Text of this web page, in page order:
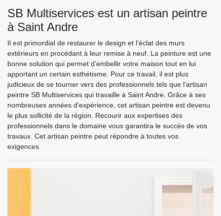
SB Multiservices est un artisan peintre
à Saint Andre
Il est primordial de restaurer le design et l’éclat des murs
extérieurs en procédant à leur remise à neuf. La peinture est une
bonne solution qui permet d’embellir votre maison tout en lui
apportant un certain esthétisme. Pour ce travail, il est plus
judicieux de se tourner vers des professionnels tels que l'artisan
peintre SB Multiservices qui travaille à Saint Andre. Grâce à ses
nombreuses années d'expérience, cet artisan peintre est devenu
le plus sollicité de la région. Recourir aux expertises des
professionnels dans le domaine vous garantira le succès de vos
travaux. Cet artisan peintre peut répondre à toutes vos
exigences.